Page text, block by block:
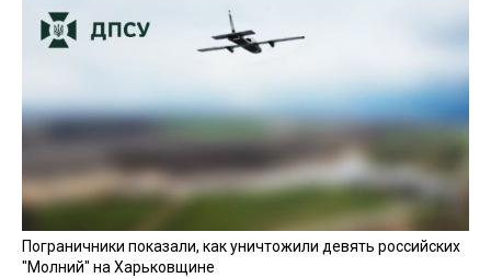
Пограничники показали, как уничтожили девять российских
"Молний" на Харьковщине